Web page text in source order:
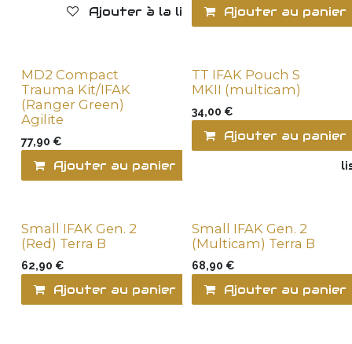
Ajouter à la liste de souhaits
Ajouter au panier
MD2 Compact
Trauma Kit/IFAK
(Ranger Green)
Agilite
77,90 €
Ajouter au panier Ajouter à la
TT IFAK Pouch S
MKII (multicam)
34,00 €
Ajouter au panier
Small IFAK Gen. 2
(Red) Terra B
62,90 €
Ajouter au panier Ajouter à la
Small IFAK Gen. 2
(Multicam) Terra B
68,90 €
Ajouter au panier